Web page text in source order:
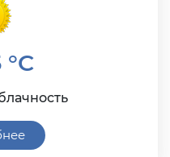
°C